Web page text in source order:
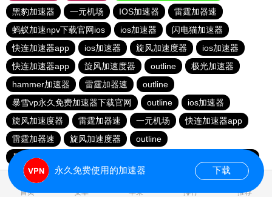
黑豹加速器
一元机场 IOS加速器
雷霆加器速
蚂蚁加速npv下载官网ios
ios加速器
闪电猫加速器
快连加速器app
ios加速器 旋风加速度器
ios加速器
快连加速器app
旋风加速度器 outline
极光加速器
hammer加速器
雷霆加器速
outline
暴雪vp永久免费加速器下载官网
outline
ios加速器
旋风加速度器
雷霆加器速 一元机场
快连加速器app
雷霆加器速
旋风加速度器
outline
暴雪vp永久免费加速器下载官网
首页 安卓 苹果 排行 推荐
永久免费使用的加速器 下载
1.291641s